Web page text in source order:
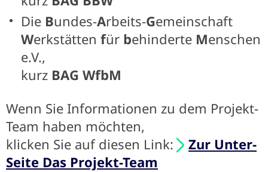
Die Bundes-Arbeits-Gemeinschaft
Werkstätten für behinderte Menschen
e.V.,
kurz BAG WfbM
Wenn Sie Informationen zu dem Projekt-
Team haben möchten,
klicken Sie auf diesen Link:
Zur Unter-
Seite Das Projekt-Team